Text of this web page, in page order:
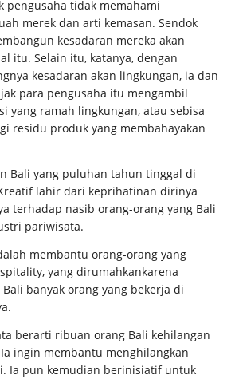
pengusaha tidak memahami
merek dan arti kemasan. Sendok
kesadaran mereka akan
itu. Selain itu, katanya, dengan
kesadaran akan lingkungan, ia dan
para pengusaha itu mengambil
yang ramah lingkungan, atau sebisa
residu produk yang membahayakan
Bali yang puluhan tahun tinggal di
lahir dari keprihatinan dirinya
terhadap nasib orang-orang yang Bali
pariwisata.
membantu orang-orang yang
yang dirumahkankarena
banyak orang yang bekerja di
berarti ribuan orang Bali kehilangan
ingin membantu menghilangkan
Ia pun kemudian berinisiatif untuk